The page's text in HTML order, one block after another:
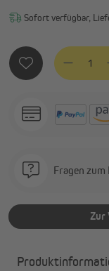
Sofort verfügbar,
Produkt
Fragen
Zur